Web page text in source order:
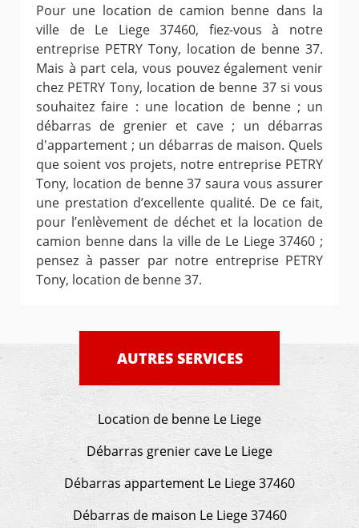
Pour une location de camion benne dans la
ville de Le Liege 37460, fiez-vous à notre
entreprise PETRY Tony, location de benne 37.
Mais à part cela, vous pouvez également venir
chez PETRY Tony, location de benne 37 si vous
souhaitez faire : une location de benne ; un
débarras de grenier et cave ; un débarras
d'appartement ; un débarras de maison. Quels
que soient vos projets, notre entreprise PETRY
Tony, location de benne 37 saura vous assurer
une prestation d’excellente qualité. De ce fait,
pour l’enlèvement de déchet et la location de
camion benne dans la ville de Le Liege 37460 ;
pensez à passer par notre entreprise PETRY
Tony, location de benne 37.
AUTRES SERVICES
Location de benne Le Liege
Débarras grenier cave Le Liege
Débarras appartement Le Liege 37460
Débarras de maison Le Liege 37460